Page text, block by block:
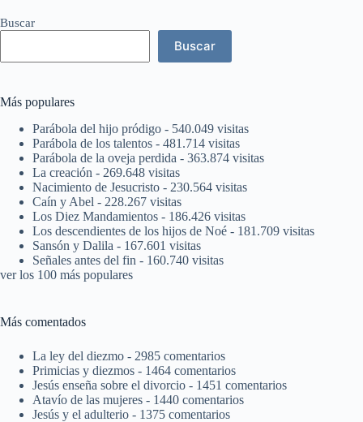
Buscar
Buscar
Más populares
Parábola del hijo pródigo - 540.049 visitas
Parábola de los talentos - 481.714 visitas
Parábola de la oveja perdida - 363.874 visitas
La creación - 269.648 visitas
Nacimiento de Jesucristo - 230.564 visitas
Caín y Abel - 228.267 visitas
Los Diez Mandamientos - 186.426 visitas
Los descendientes de los hijos de Noé - 181.709 visitas
Sansón y Dalila - 167.601 visitas
Señales antes del fin - 160.740 visitas
ver los 100 más populares
Más comentados
La ley del diezmo - 2985 comentarios
Primicias y diezmos - 1464 comentarios
Jesús enseña sobre el divorcio - 1451 comentarios
Atavío de las mujeres - 1440 comentarios
Jesús y el adulterio - 1375 comentarios